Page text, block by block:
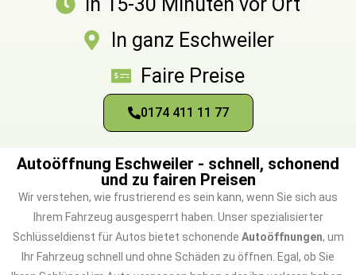
In ganz Eschweiler
Faire Preise
0174 411 11 77
Autoöffnung Eschweiler - schnell, schonend
und zu fairen Preisen
Wir verstehen, wie frustrierend es sein kann, wenn Sie sich aus
Ihrem Fahrzeug ausgesperrt haben. Unser spezialisierter
Schlüsseldienst für Autos bietet schonende Autoöffnungen, um
Ihr Fahrzeug schnell und ohne Schäden zu öffnen. Egal, ob Sie